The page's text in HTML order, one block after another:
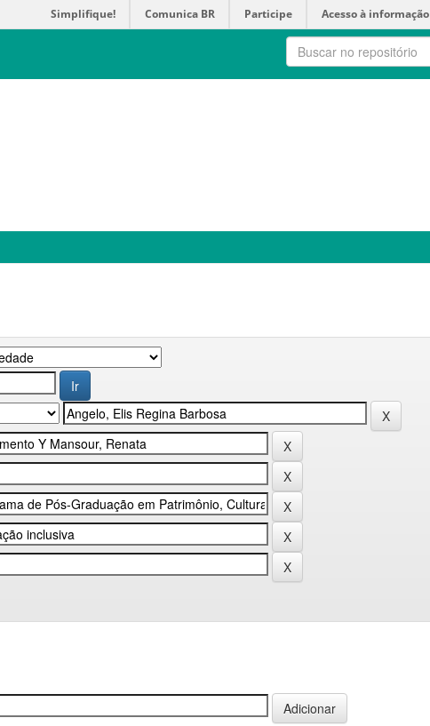
Simplifique! Comunica BR Participe Acesso à informação